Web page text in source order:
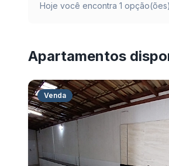
Hoje você encontra 1
Apartamentos
Venda